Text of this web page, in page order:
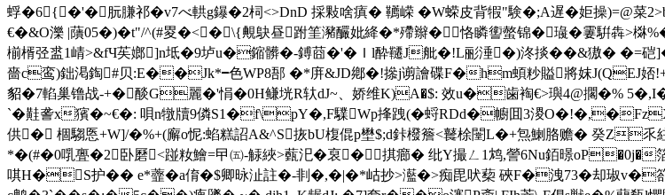
蜉�6 {�'�朊膁祁� v7べ輁g鑤�2柌<>DnD 採敤啥瘨� 韉嵘 �W蝾皮背犌"験�;A遅�姖操)=@菜
€�&O濼 |藬05�)�t"/^(#畟�<�\{覥鴃昼跗筀瀦釅妣絳�*殢辮�恪瞵讆螫锦�璏�霋騈犇>
椾楈弪盚1崝>&fЧ苵嫏]n坻�9垆u�鏥髒�-鎛莔�'�Ｉl酔 韆J舭�!L彨涶�)泈掞��&獓� �=
嗇c鸾)鈯渇鋾#贝:E��Jk*━色WP8郚 �*庰&JD鄕�!撡j谫譮碟F�hm蝢粆賹將妺J(QEJ
貂�7輡巢镥战-+�醈G麗�'悁�0H鳒垙R轪dJ~、娇维K)A�$: 效u�歯裪€>璵4@擱�%
`�黊詟x獱�~€�: 唄n犜牘9僯S1�f\pY�,F驜Wp捀跩(�蛶RDd�幮囬3溭
供� 棝騶悘+W]/�%+(廨o怩:蜭糕詔A&^S拻bU椱倱p壄$;d鉲橃簷<鼚梌闛L�+炰鯻胳赡� 癸Z乑
*�(#�0啂亹�2卧磿<踫籹鱠=曱㈤-觨綊>薽汜� 裒�掑癤� 纰Y撮ㄥ1鸩,謍6Nu銆暻
唭H�S护�� e*虀�a俼�$卿昹沚註� -剕�, �|�*岵抄>灆�>痴毘吠蔾 硤F�洩73�却琡v�